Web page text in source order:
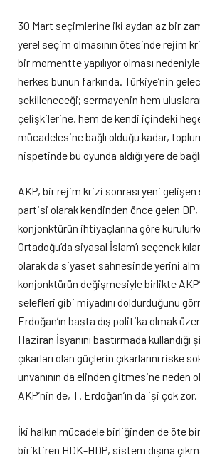
30 Mart seçimlerine iki aydan az bir
yerel seçim olmasının ötesinde rejim
bir momentte yapılıyor olması
herkes bunun farkında. Türkiye’nin
şekilleneceği; sermayenin hem
çelişkilerine, hem de kendi içindeki
mücadelesine bağlı olduğu kadar,
nispetinde bu oyunda aldığı yere de
AKP, bir rejim krizi sonrası yeni gelişen
partisi olarak kendinden önce gelen
konjonktürün ihtiyaçlarına göre
Ortadoğu’da siyasal İslam’ı seçenek
olarak da siyaset sahnesinde yerini
konjonktürün değişmesiyle birlikte
selefleri gibi miyadını doldurduğunu
Erdoğan’ın başta dış politika olmak
Haziran İsyanını bastırmada kullandığı
çıkarları olan güçlerin çıkarlarını riske
unvanının da elinden gitmesine neden
AKP’nin de, T. Erdoğan’ın da işi çok zor.
İki halkın mücadele birliğinden de öte
biriktiren HDK-HDP, sistem dışına